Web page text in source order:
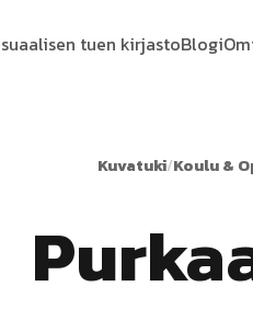
tuen kirjastoBlogi
Kuvatuki/Koulu &